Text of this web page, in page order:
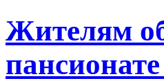
Жителям